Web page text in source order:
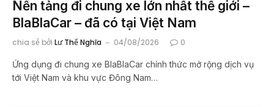
Nền tảng đi chung xe lớn nhất thế giới –
BlaBlaCar – đã có tại Việt Nam
chia sẻ bởi Lư Thế Nghĩa 04/08/2026 0
Ứng dụng đi chung xe BlaBlaCar chính thức mở rộng dịch vụ
tới Việt Nam và khu vực Đông Nam…